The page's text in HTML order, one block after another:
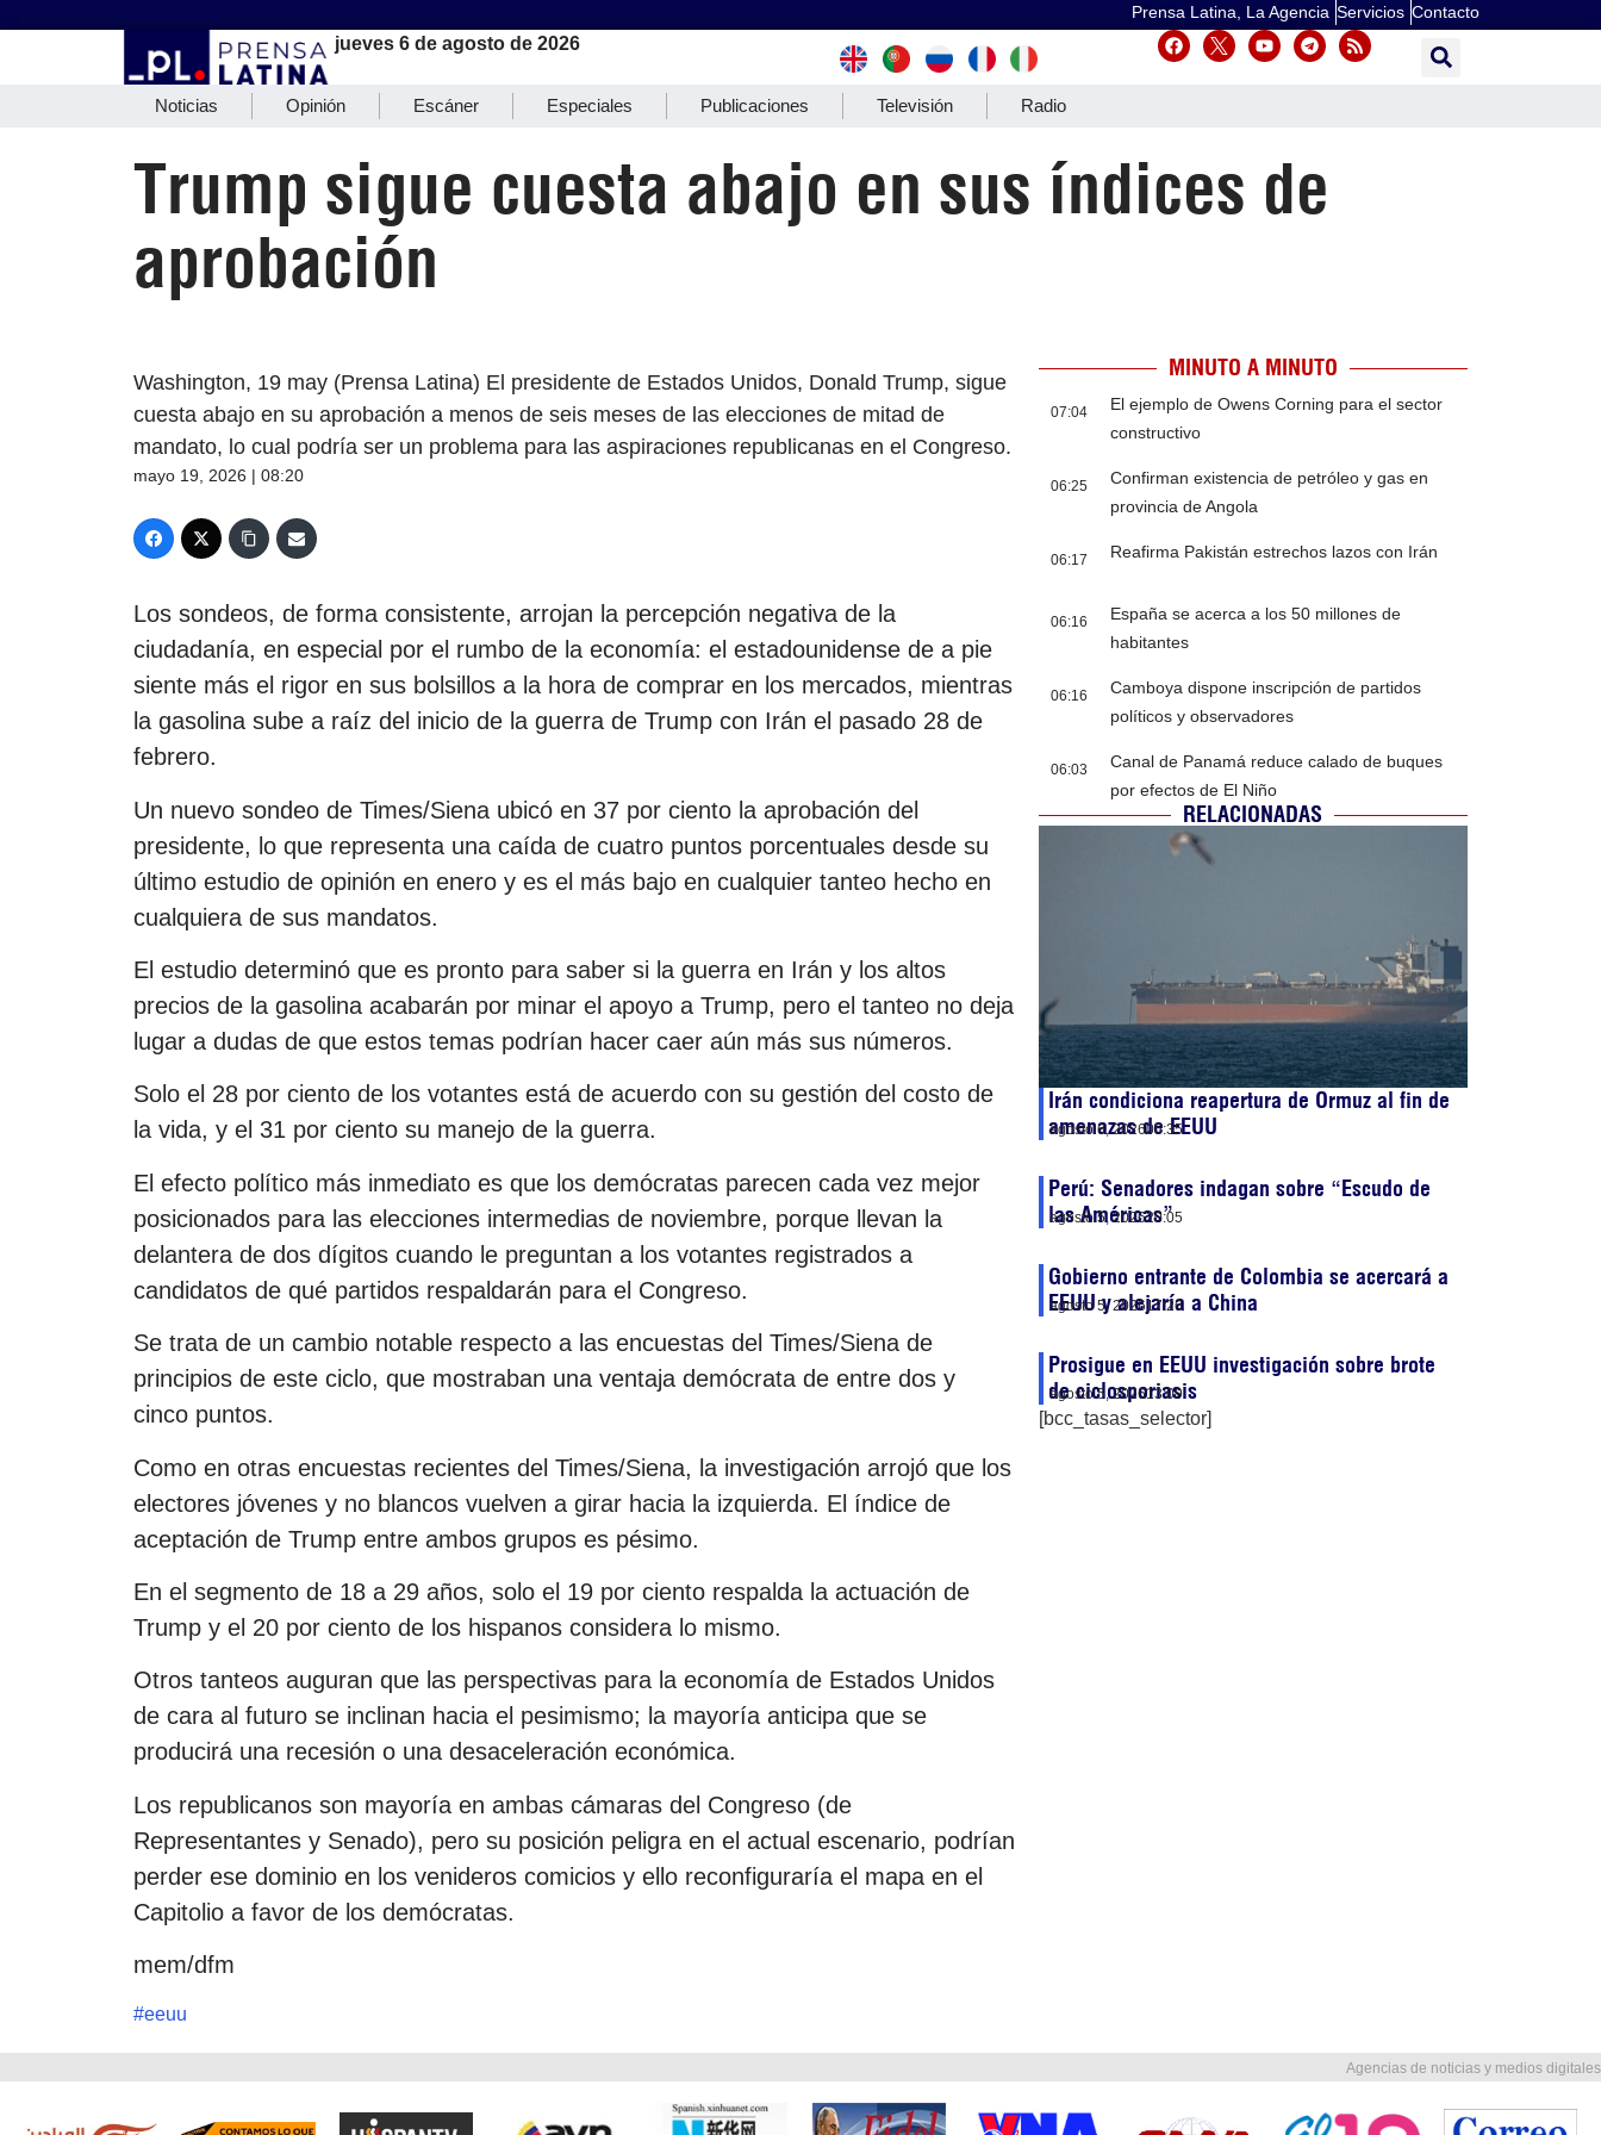
Prensa Latina, La Agencia Servicios Contacto
jueves 6 de agosto de 2026
Noticias Opinión Escáner Especiales Publicaciones Televisión Radio
Trump sigue cuesta abajo en sus índices de
aprobación
Washington, 19 may (Prensa Latina) El presidente de Estados Unidos, Donald Trump, sigue
cuesta abajo en su aprobación a menos de seis meses de las elecciones de mitad de
mandato, lo cual podría ser un problema para las aspiraciones republicanas en el Congreso.
mayo 19, 2026 | 08:20
Los sondeos, de forma consistente, arrojan la percepción negativa de la
ciudadanía, en especial por el rumbo de la economía: el estadounidense de a pie
siente más el rigor en sus bolsillos a la hora de comprar en los mercados, mientras
la gasolina sube a raíz del inicio de la guerra de Trump con Irán el pasado 28 de
febrero.
Un nuevo sondeo de Times/Siena ubicó en 37 por ciento la aprobación del
presidente, lo que representa una caída de cuatro puntos porcentuales desde su
último estudio de opinión en enero y es el más bajo en cualquier tanteo hecho en
cualquiera de sus mandatos.
El estudio determinó que es pronto para saber si la guerra en Irán y los altos
precios de la gasolina acabarán por minar el apoyo a Trump, pero el tanteo no deja
lugar a dudas de que estos temas podrían hacer caer aún más sus números.
Solo el 28 por ciento de los votantes está de acuerdo con su gestión del costo de
la vida, y el 31 por ciento su manejo de la guerra.
El efecto político más inmediato es que los demócratas parecen cada vez mejor
posicionados para las elecciones intermedias de noviembre, porque llevan la
delantera de dos dígitos cuando le preguntan a los votantes registrados a
candidatos de qué partidos respaldarán para el Congreso.
Se trata de un cambio notable respecto a las encuestas del Times/Siena de
principios de este ciclo, que mostraban una ventaja demócrata de entre dos y
cinco puntos.
Como en otras encuestas recientes del Times/Siena, la investigación arrojó que los
electores jóvenes y no blancos vuelven a girar hacia la izquierda. El índice de
aceptación de Trump entre ambos grupos es pésimo.
En el segmento de 18 a 29 años, solo el 19 por ciento respalda la actuación de
Trump y el 20 por ciento de los hispanos considera lo mismo.
Otros tanteos auguran que las perspectivas para la economía de Estados Unidos
de cara al futuro se inclinan hacia el pesimismo; la mayoría anticipa que se
producirá una recesión o una desaceleración económica.
Los republicanos son mayoría en ambas cámaras del Congreso (de
Representantes y Senado), pero su posición peligra en el actual escenario, podrían
perder ese dominio en los venideros comicios y ello reconfiguraría el mapa en el
Capitolio a favor de los demócratas.
mem/dfm
#eeuu
MINUTO A MINUTO
07:04
El ejemplo de Owens Corning para el sector
constructivo
06:25
Confirman existencia de petróleo y gas en
provincia de Angola
06:17 Reafirma Pakistán estrechos lazos con Irán
06:16
España se acerca a los 50 millones de
habitantes
06:16
Camboya dispone inscripción de partidos
políticos y observadores
06:03
Canal de Panamá reduce calado de buques
por efectos de El Niño
RELACIONADAS
Irán condiciona reapertura de Ormuz al fin de
amenazas de EEUU
agosto 6, 202605:35
Perú: Senadores indagan sobre “Escudo de
las Américas”
agosto 5, 202620:05
Gobierno entrante de Colombia se acercará a
EEUU y alejaría a China
agosto 5, 202617:26
Prosigue en EEUU investigación sobre brote
de ciclosporiasis
agosto 5, 202613:09
[bcc_tasas_selector]
Agencias de noticias y medios digitales